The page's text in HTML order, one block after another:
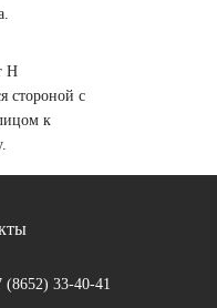
H
стороной с
к
(8652) 33-40-41